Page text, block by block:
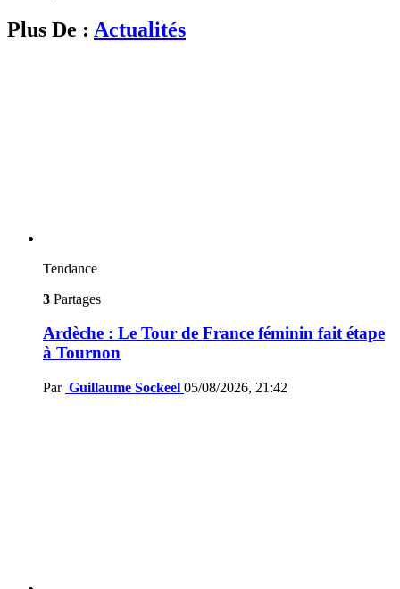
Plus De : Actualités
Tendance
3 Partages
Ardèche : Le Tour de France féminin fait étape
à Tournon
Par Guillaume Sockeel 05/08/2026, 21:42